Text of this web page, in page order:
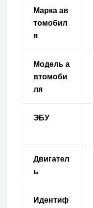
Марка ав
томобил
я
Модель а
втомоби
ля
ЭБУ
Двигател
ь
Идентиф